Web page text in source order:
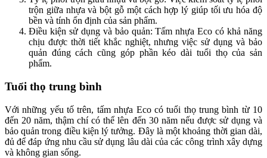
trộn giữa nhựa và bột gỗ một cách hợp lý giúp tối ưu hóa độ
bền và tính ổn định của sản phẩm.
Điều kiện sử dụng và bảo quản: Tấm nhựa Eco có khả năng
chịu được thời tiết khắc nghiệt, nhưng việc sử dụng và bảo
quản đúng cách cũng góp phần kéo dài tuổi thọ của sản
phẩm.
Tuổi thọ trung bình
Với những yếu tố trên, tấm nhựa Eco có tuổi thọ trung bình từ 10
đến 20 năm, thậm chí có thể lên đến 30 năm nếu được sử dụng và
bảo quản trong điều kiện lý tưởng. Đây là một khoảng thời gian dài,
đủ để đáp ứng nhu cầu sử dụng lâu dài của các công trình xây dựng
và không gian sống.